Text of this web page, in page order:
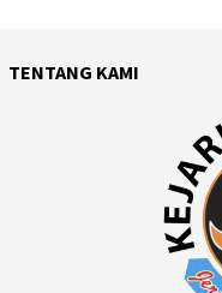
TENTANG KAMI